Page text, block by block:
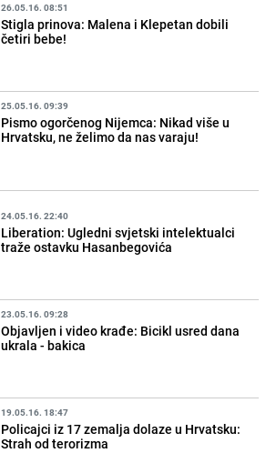
26.05.16. 08:51
Stigla prinova: Malena i Klepetan dobili
četiri bebe!
25.05.16. 09:39
Pismo ogorčenog Nijemca: Nikad više u
Hrvatsku, ne želimo da nas varaju!
24.05.16. 22:40
Liberation: Ugledni svjetski intelektualci
traže ostavku Hasanbegovića
23.05.16. 09:28
Objavljen i video krađe: Bicikl usred dana
ukrala - bakica
19.05.16. 18:47
Policajci iz 17 zemalja dolaze u Hrvatsku:
Strah od terorizma